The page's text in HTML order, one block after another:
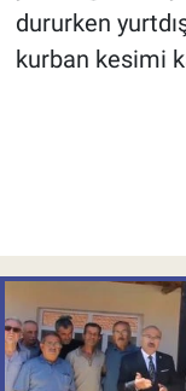
dururken
kurban kesimi